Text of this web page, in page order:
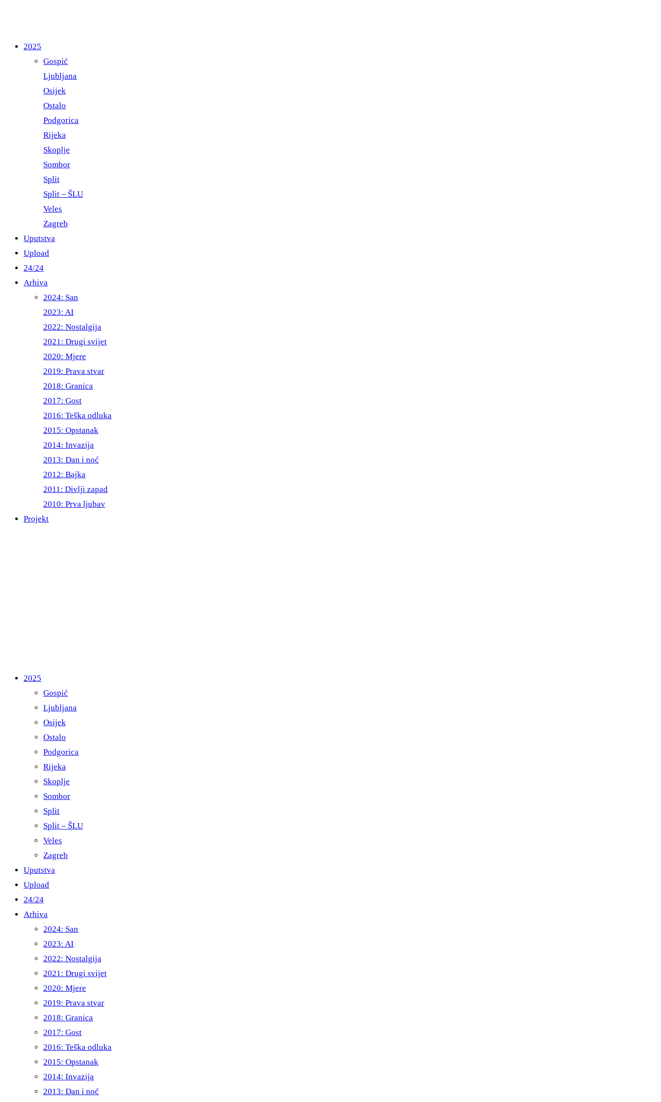
2025
Gospić
Ljubljana
Osijek
Ostalo
Podgorica
Rijeka
Skoplje
Sombor
Split
Split – ŠLU
Veles
Zagreb
Uputstva
Upload
24/24
Arhiva
2024: San
2023: AI
2022: Nostalgija
2021: Drugi svijet
2020: Mjere
2019: Prava stvar
2018: Granica
2017: Gost
2016: Teška odluka
2015: Opstanak
2014: Invazija
2013: Dan i noć
2012: Bajka
2011: Divlji zapad
2010: Prva ljubav
Projekt
2025
Gospić
Ljubljana
Osijek
Ostalo
Podgorica
Rijeka
Skoplje
Sombor
Split
Split – ŠLU
Veles
Zagreb
Uputstva
Upload
24/24
Arhiva
2024: San
2023: AI
2022: Nostalgija
2021: Drugi svijet
2020: Mjere
2019: Prava stvar
2018: Granica
2017: Gost
2016: Teška odluka
2015: Opstanak
2014: Invazija
2013: Dan i noć